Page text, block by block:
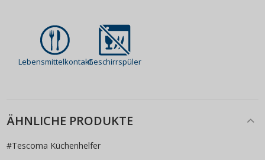
LebensmittelkontaktGeschirrspüler
ÄHNLICHE PRODUKTE
#Tescoma Küchenhelfer